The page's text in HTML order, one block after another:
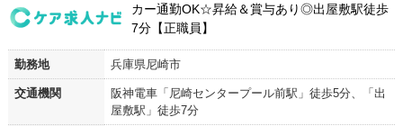
カー通勤OK☆昇給＆賞与あり◎出屋敷駅徒歩
7分【正職員】
勤務地 兵庫県尼崎市
交通機関
阪神電車「尼崎センタープール前駅」徒歩5分、「出
屋敷駅」徒歩7分